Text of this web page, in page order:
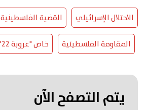
الاحتلال الإسرائيلي القضية الفلسطينية
المقاومة الفلسطينية خاص "عروبة 22"
يتم التصفح الآن